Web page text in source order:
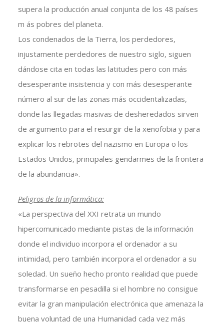
supera la producción anual conjunta de los 48 países
m ás pobres del planeta.
Los condenados de la Tierra, los perdedores,
injustamente perdedores de nuestro siglo, siguen
dándose cita en todas las latitudes pero con más
desesperante insistencia y con más desesperante
número al sur de las zonas más occidentalizadas,
donde las llegadas masivas de desheredados sirven
de argumento para el resurgir de la xenofobia y para
explicar los rebrotes del nazismo en Europa o los
Estados Unidos, principales gendarmes de la frontera
de la abundancia».
Peligros de la informática:
«La perspectiva del XXI retrata un mundo
hipercomunicado mediante pistas de la información
donde el individuo incorpora el ordenador a su
intimidad, pero también incorpora el ordenador a su
soledad. Un sueño hecho pronto realidad que puede
transformarse en pesadilla si el hombre no consigue
evitar la gran manipulación electrónica que amenaza la
buena voluntad de una Humanidad cada vez más